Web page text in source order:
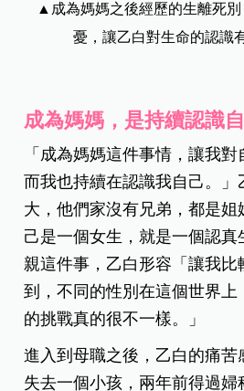
▲成為媽媽之後經歷的生離死
憂，讓乙白對生命的認識
成為媽媽，是持續認識
「成為媽媽這件事情，讓我對
而我也持續在認識我自己。」
大，他們家沒有兄弟，都是姐
己是一個女生，就是一個認
親這件事，乙白形容「讓我比
到，不同的性別在這個世界
的挑戰真的很不一樣。」
進入到母職之後，乙白的痛
失去一個小孩，兩年前得過婦